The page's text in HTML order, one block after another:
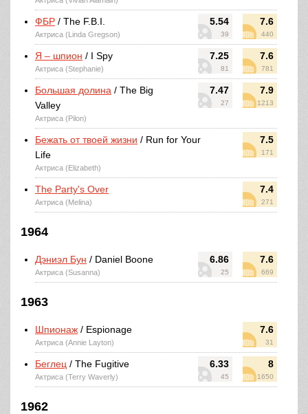
5.54
39
7.6
440
ФБР / The F.B.I.
Актриса (Linda Gregson)
7.25
81
7.6
781
Я – шпион / I Spy
Актриса (Stephanie)
7.47
27
7.9
1213
Большая долина / The Big
Valley
Актриса (Pilon)
7.5
171
Бежать от твоей жизни / Run for Your
Life
Актриса (Elizabeth)
7.4
271
The Party's Over
Актриса (Melina)
1964
6.86
25
7.6
669
Дэниэл Бун / Daniel Boone
Актриса (Susanna)
1963
7.6
31
Шпионаж / Espionage
Актриса (Annie Layton)
6.33
45
8
1650
Беглец / The Fugitive
Актриса (Terry Waverly)
1962